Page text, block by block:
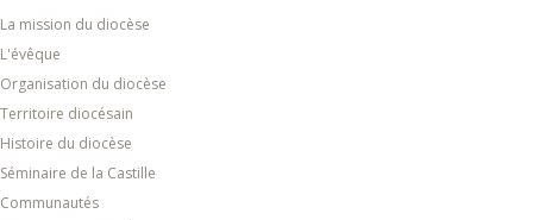
La mission du diocèse
L'évêque
Organisation du diocèse
Territoire diocésain
Histoire du diocèse
Séminaire de la Castille
Communautés